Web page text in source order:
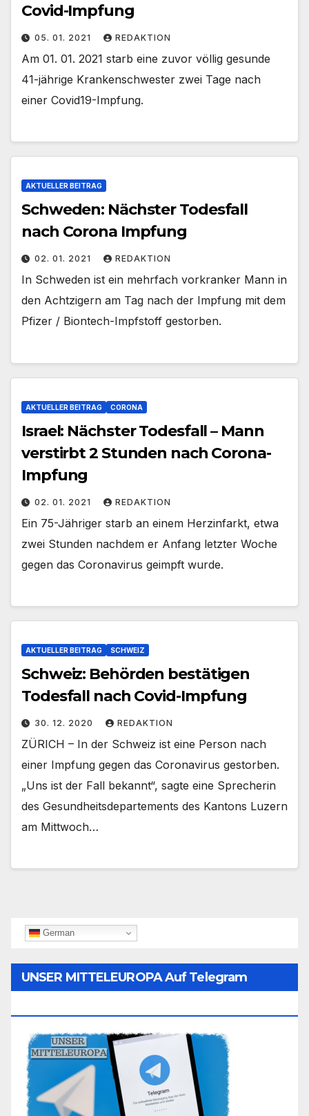
Covid-Impfung
05. 01. 2021 REDAKTION
Am 01. 01. 2021 starb eine zuvor völlig gesunde
41-jährige Krankenschwester zwei Tage nach
einer Covid19-Impfung.
AKTUELLER BEITRAG
Schweden: Nächster Todesfall
nach Corona Impfung
02. 01. 2021 REDAKTION
In Schweden ist ein mehrfach vorkranker Mann in
den Achtzigern am Tag nach der Impfung mit dem
Pfizer / Biontech-Impfstoff gestorben.
AKTUELLER BEITRAG CORONA
Israel: Nächster Todesfall – Mann
verstirbt 2 Stunden nach Corona-
Impfung
02. 01. 2021 REDAKTION
Ein 75-Jähriger starb an einem Herzinfarkt, etwa
zwei Stunden nachdem er Anfang letzter Woche
gegen das Coronavirus geimpft wurde.
AKTUELLER BEITRAG SCHWEIZ
Schweiz: Behörden bestätigen
Todesfall nach Covid-Impfung
30. 12. 2020 REDAKTION
ZÜRICH – In der Schweiz ist eine Person nach
einer Impfung gegen das Coronavirus gestorben.
„Uns ist der Fall bekannt“, sagte eine Sprecherin
des Gesundheitsdepartements des Kantons Luzern
am Mittwoch…
German
UNSER MITTELEUROPA Auf Telegram